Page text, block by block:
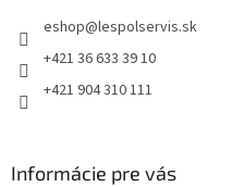
eshop@lespolservis.sk
+421 36 633 39 10
+421 904 310 111
Informácie pre vás